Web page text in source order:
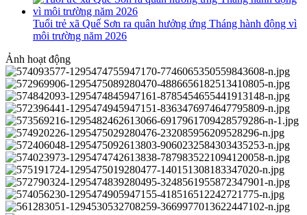
Tuổi trẻ xã Quế Sơn ra quân hưởng ứng Tháng hành động vì
môi trường năm 2026
Ảnh hoạt động